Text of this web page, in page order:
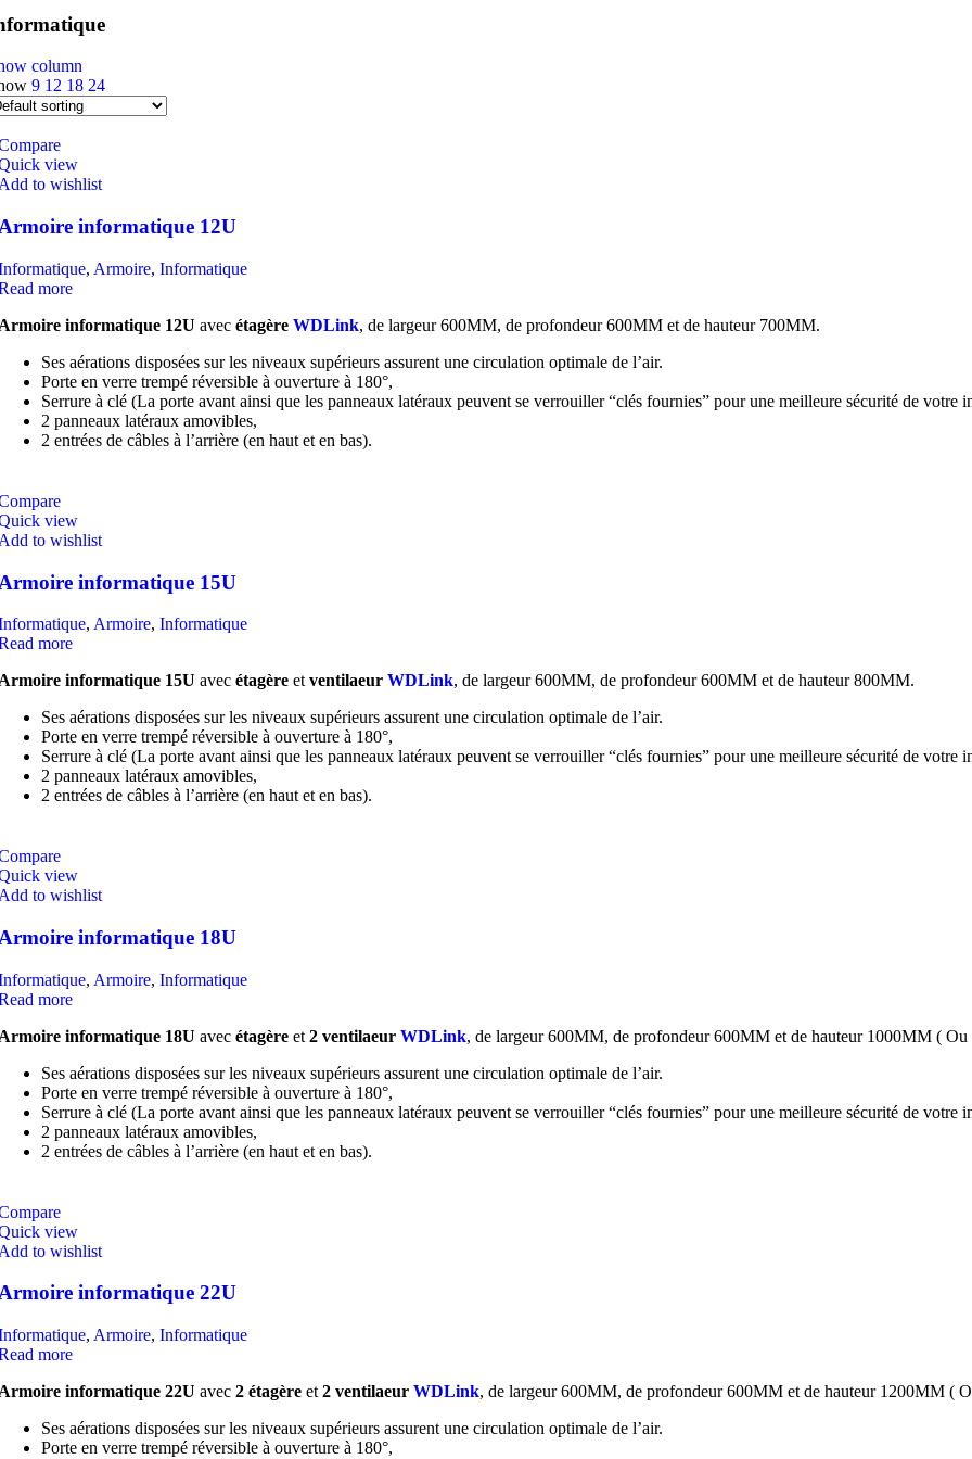
column
9 12 18 24
view
to wishlist
informatique 12U
, Armoire, Informatique
more
informatique 12U avec étagère WDLink, de largeur 600MM, de profondeur 600MM et de hauteur 700MM.
Ses aérations disposées sur les niveaux supérieurs assurent une circulation optimale de l’air.
Porte en verre trempé réversible à ouverture à 180°,
Serrure à clé (La porte avant ainsi que les panneaux latéraux peuvent se verrouiller “clés fournies” pour une meilleure sécurité de votre
2 panneaux latéraux amovibles,
2 entrées de câbles à l’arrière (en haut et en bas).
view
to wishlist
informatique 15U
, Armoire, Informatique
more
informatique 15U avec étagère et ventilaeur WDLink, de largeur 600MM, de profondeur 600MM et de hauteur 800MM.
Ses aérations disposées sur les niveaux supérieurs assurent une circulation optimale de l’air.
Porte en verre trempé réversible à ouverture à 180°,
Serrure à clé (La porte avant ainsi que les panneaux latéraux peuvent se verrouiller “clés fournies” pour une meilleure sécurité de votre
2 panneaux latéraux amovibles,
2 entrées de câbles à l’arrière (en haut et en bas).
view
to wishlist
informatique 18U
, Armoire, Informatique
more
informatique 18U avec étagère et 2 ventilaeur WDLink, de largeur 600MM, de profondeur 600MM et de hauteur 1000MM (
Ses aérations disposées sur les niveaux supérieurs assurent une circulation optimale de l’air.
Porte en verre trempé réversible à ouverture à 180°,
Serrure à clé (La porte avant ainsi que les panneaux latéraux peuvent se verrouiller “clés fournies” pour une meilleure sécurité de votre
2 panneaux latéraux amovibles,
2 entrées de câbles à l’arrière (en haut et en bas).
view
to wishlist
informatique 22U
, Armoire, Informatique
more
informatique 22U avec 2 étagère et 2 ventilaeur WDLink, de largeur 600MM, de profondeur 600MM et de hauteur 1200MM (
Ses aérations disposées sur les niveaux supérieurs assurent une circulation optimale de l’air.
Porte en verre trempé réversible à ouverture à 180°,